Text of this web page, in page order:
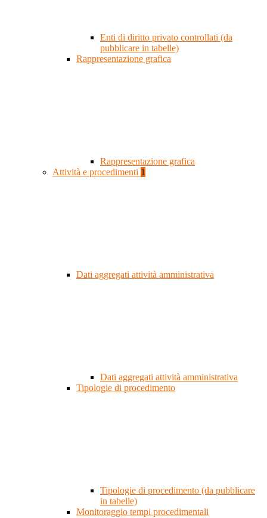
Enti di diritto privato controllati (da
pubblicare in tabelle)
Rappresentazione grafica
Rappresentazione grafica
Attività e procedimenti 1
Dati aggregati attività amministrativa
Dati aggregati attività amministrativa
Tipologie di procedimento
Tipologie di procedimento (da pubblicare
in tabelle)
Monitoraggio tempi procedimentali